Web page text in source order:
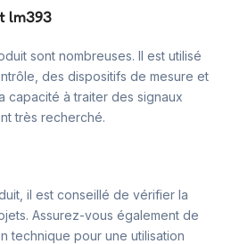
lm393
sont nombreuses. Il est utilisé
des dispositifs de mesure et
capacité à traiter des signaux
très recherché.
il est conseillé de vérifier la
Assurez-vous également de
technique pour une utilisation